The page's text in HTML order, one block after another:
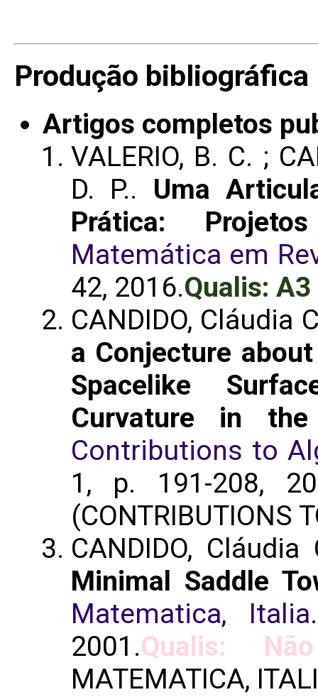
Produção bibliográfica
Artigos completos
VALERIO, B. C. ;
D. P.. Uma
Prática:
Matemática em
42, 2016.Qualis: A3
CANDIDO, Cláudia
a Conjecture
Spacelike
Curvature in the
Contributions to
1, p. 191-208,
(CONTRIBUTIONS
CANDIDO,
Minimal Saddle
Matematica, Italia
2001.Qualis:
MATEMATICA,